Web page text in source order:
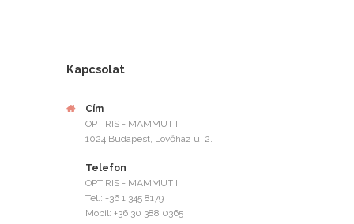
Kapcsolat
Cím
OPTIRIS - MAMMUT I.
1024 Budapest, Lövőház u. 2.
Telefon
OPTIRIS - MAMMUT I.
Tel.: +36 1 345 8179
Mobil: +36 30 388 0365